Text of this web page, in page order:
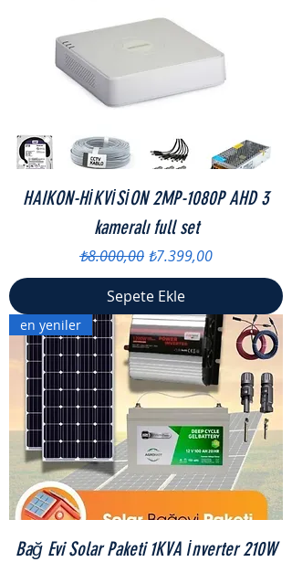
HAIKON-HİKVİSİON 2MP-1080P AHD 3
kameralı full set
Normal Fiyat
₺8.000,00 İndirimli Fiyat
₺7.399,00
Sepete Ekle
en yeniler
Bağ Evi Solar Paketi 1KVA İnverter 210W